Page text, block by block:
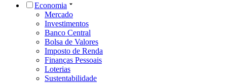
Economia
Mercado
Investimentos
Banco Central
Bolsa de Valores
Imposto de Renda
Finanças Pessoais
Loterias
Sustentabilidade